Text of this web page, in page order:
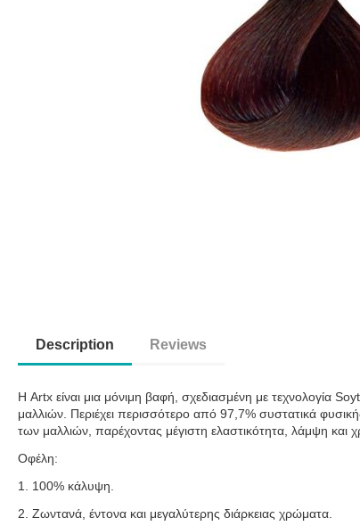
Description Reviews
Η Artx είναι μια μόνιμη βαφή, σχεδιασμένη με τεχνολογία
μαλλιών. Περιέχει περισσότερο από 97,7% συστατικά
των μαλλιών, παρέχοντας μέγιστη ελαστικότητα, λάμψη και
Οφέλη:
1. 100% κάλυψη.
2. Ζωντανά, έντονα και μεγαλύτερης διάρκειας χρώματα.